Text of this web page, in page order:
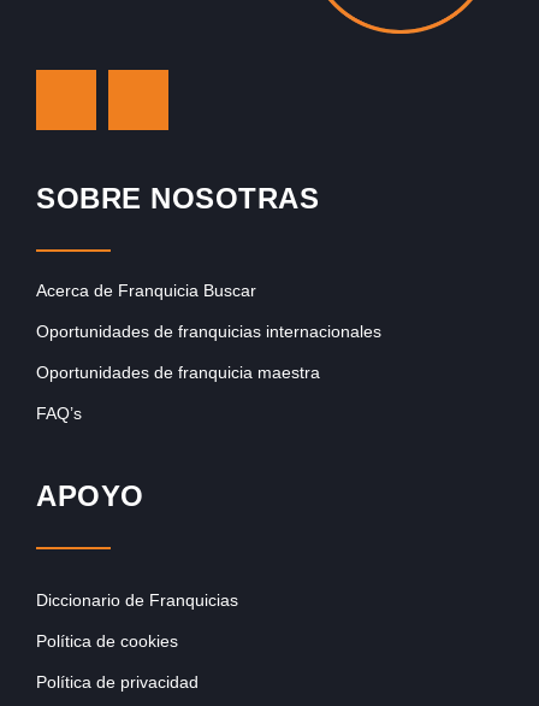
SOBRE NOSOTRAS
Acerca de Franquicia Buscar
Oportunidades de franquicias internacionales
Oportunidades de franquicia maestra
FAQ’s
APOYO
Diccionario de Franquicias
Política de cookies
Política de privacidad